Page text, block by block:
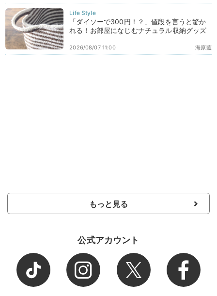
「ダイソーで300円！？」値段を言うと驚か
れる！お部屋になじむナチュラル収納グッズ
海原藍
2026/08/07 11:00
もっと見る
公式アカウント